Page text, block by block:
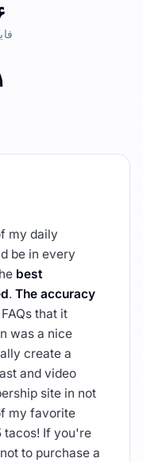
my daily
be in every
best
. The accuracy
that it
was a nice
create a
and video
site in not
my favorite
tacos! If you're
to purchase a